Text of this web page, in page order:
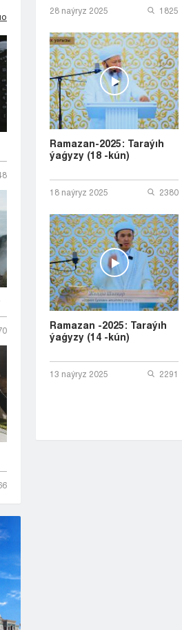
28 naýryz 2025 1825
Ramazan-2025: Taraýıh
ýaǵyzy (18 -kún)
18 naýryz 2025 2380
Ramazan -2025: Taraýıh
ýaǵyzy (14 -kún)
13 naýryz 2025 2291